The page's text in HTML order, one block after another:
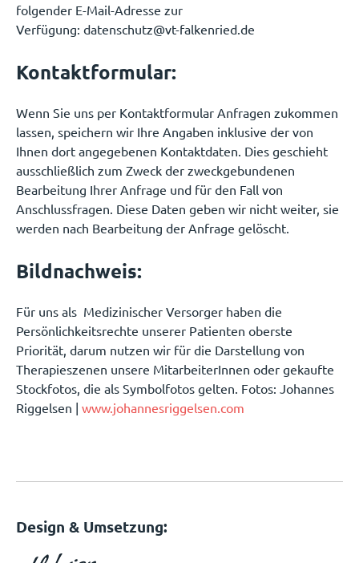
folgender E-Mail-Adresse zur
Verfügung: datenschutz@vt-falkenried.de
Kontaktformular:
Wenn Sie uns per Kontaktformular Anfragen zukommen
lassen, speichern wir Ihre Angaben inklusive der von
Ihnen dort angegebenen Kontaktdaten. Dies geschieht
ausschließlich zum Zweck der zweckgebundenen
Bearbeitung Ihrer Anfrage und für den Fall von
Anschlussfragen. Diese Daten geben wir nicht weiter, sie
werden nach Bearbeitung der Anfrage gelöscht.
Bildnachweis:
Für uns als Medizinischer Versorger haben die
Persönlichkeitsrechte unserer Patienten oberste
Priorität, darum nutzen wir für die Darstellung von
Therapieszenen unsere MitarbeiterInnen oder gekaufte
Stockfotos, die als Symbolfotos gelten. Fotos: Johannes
Riggelsen | www.johannesriggelsen.com
Design & Umsetzung: